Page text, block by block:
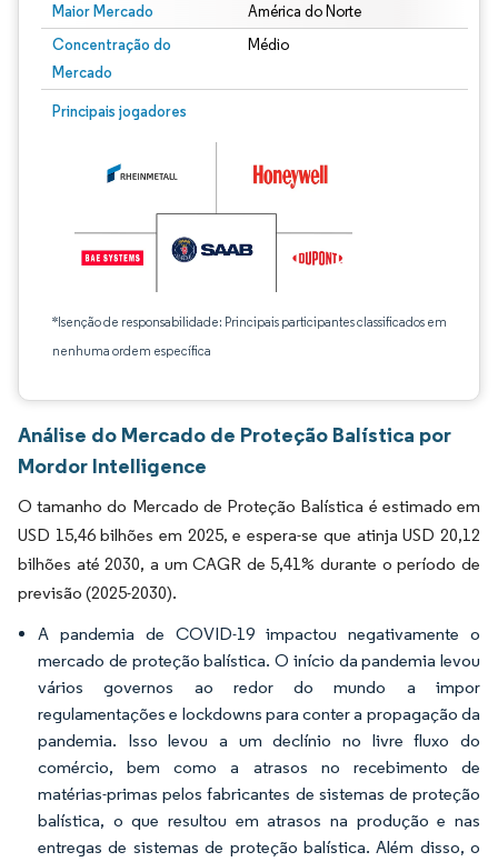
Maior Mercado América do Norte
Concentração do
Mercado
Médio
Principais jogadores
*Isenção de responsabilidade: Principais participantes classificados em
nenhuma ordem específica
Análise do Mercado de Proteção Balística por
Mordor Intelligence
O tamanho do Mercado de Proteção Balística é estimado em
USD 15,46 bilhões em 2025, e espera-se que atinja USD 20,12
bilhões até 2030, a um CAGR de 5,41% durante o período de
previsão (2025-2030).
A pandemia de COVID-19 impactou negativamente o
mercado de proteção balística. O início da pandemia levou
vários governos ao redor do mundo a impor
regulamentações e lockdowns para conter a propagação da
pandemia. Isso levou a um declínio no livre fluxo do
comércio, bem como a atrasos no recebimento de
matérias-primas pelos fabricantes de sistemas de proteção
balística, o que resultou em atrasos na produção e nas
entregas de sistemas de proteção balística. Além disso, o